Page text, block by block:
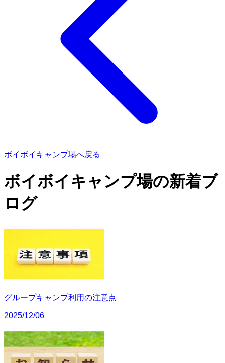
ボイボイキャンプ場へ戻る
ボイボイキャンプ場の新着ブ
ログ
グループキャンプ利用の注意点
2025/12/06